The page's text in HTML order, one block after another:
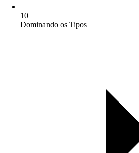
10
Dominando os Tipos